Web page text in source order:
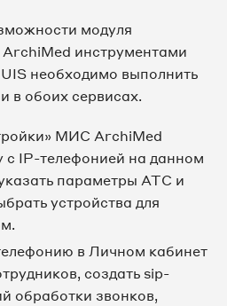
модуля
инструментами
необходимо выполнить
в обоих сервисах.
МИС ArchiMed
с IP-телефонией на данном
параметры АТС и
устройства для
в Личном кабинет
создать sip-
обработки звонков,